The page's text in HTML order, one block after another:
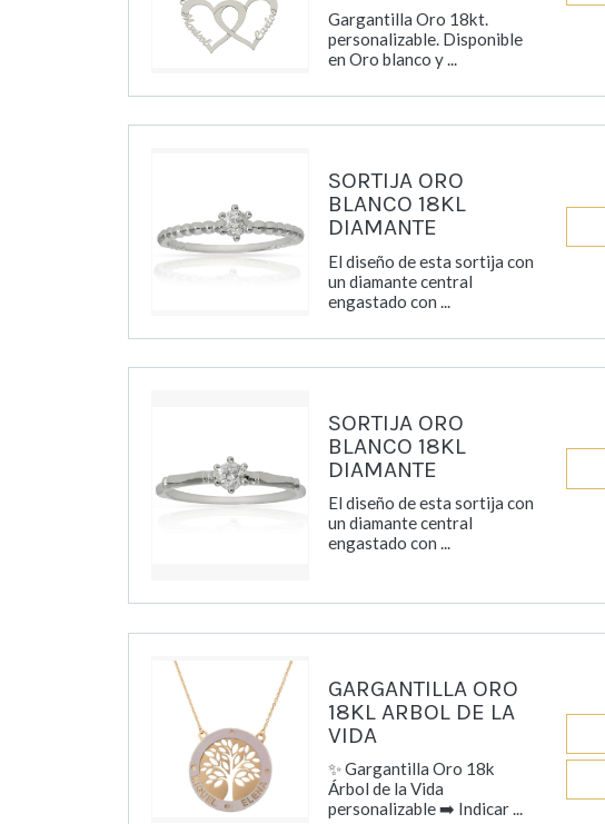
Gargantilla Oro 18kt.
personalizable. Disponible
en Oro blanco y ...
SORTIJA ORO
BLANCO 18KL
DIAMANTE
El diseño de esta sortija con
un diamante central
engastado con ...
SORTIJA ORO
BLANCO 18KL
DIAMANTE
El diseño de esta sortija con
un diamante central
engastado con ...
GARGANTILLA ORO
18KL ARBOL DE LA
VIDA
✨ Gargantilla Oro 18k
Árbol de la Vida
personalizable ➡️ Indicar ...